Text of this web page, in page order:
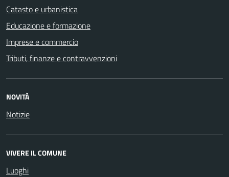
Catasto e urbanistica
Educazione e formazione
Imprese e commercio
Tributi, finanze e contravvenzioni
NOVITÀ
Notizie
VIVERE IL COMUNE
Luoghi